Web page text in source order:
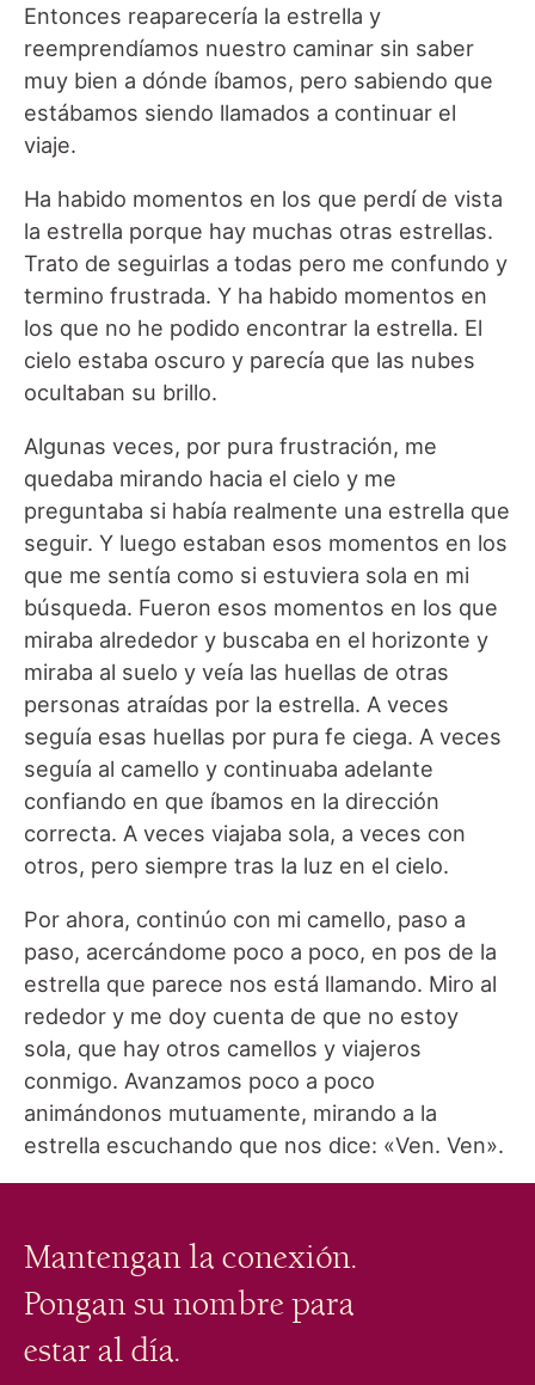
Entonces reaparecería la estrella y
reemprendíamos nuestro caminar sin saber
muy bien a dónde íbamos, pero sabiendo que
estábamos siendo llamados a continuar el
viaje.
Ha habido momentos en los que perdí de vista
la estrella porque hay muchas otras estrellas.
Trato de seguirlas a todas pero me confundo y
termino frustrada. Y ha habido momentos en
los que no he podido encontrar la estrella. El
cielo estaba oscuro y parecía que las nubes
ocultaban su brillo.
Algunas veces, por pura frustración, me
quedaba mirando hacia el cielo y me
preguntaba si había realmente una estrella que
seguir. Y luego estaban esos momentos en los
que me sentía como si estuviera sola en mi
búsqueda. Fueron esos momentos en los que
miraba alrededor y buscaba en el horizonte y
miraba al suelo y veía las huellas de otras
personas atraídas por la estrella. A veces
seguía esas huellas por pura fe ciega. A veces
seguía al camello y continuaba adelante
confiando en que íbamos en la dirección
correcta. A veces viajaba sola, a veces con
otros, pero siempre tras la luz en el cielo.
Por ahora, continúo con mi camello, paso a
paso, acercándome poco a poco, en pos de la
estrella que parece nos está llamando. Miro al
rededor y me doy cuenta de que no estoy
sola, que hay otros camellos y viajeros
conmigo. Avanzamos poco a poco
animándonos mutuamente, mirando a la
estrella escuchando que nos dice: «Ven. Ven».
Mantengan la conexión.
Pongan su nombre para
estar al día.